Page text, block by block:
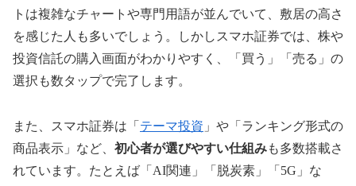
トは複雑なチャートや専門用語が並んでいて、敷居の高さ
を感じた人も多いでしょう。しかしスマホ証券では、株や
投資信託の購入画面がわかりやすく、「買う」「売る」の
選択も数タップで完了します。
また、スマホ証券は「 テーマ投資 」や「ランキング形式の
商品表示」など、 初心者が選びやすい仕組みも多数搭載さ
れています。たとえば「AI関連」「脱炭素」「5G」な